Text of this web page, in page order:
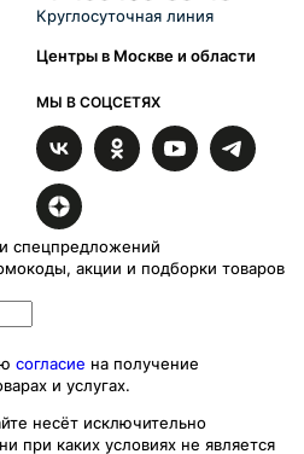
Круглосуточная линия
Центры в Москве и области
МЫ В СОЦСЕТЯХ
спецпредложений
акции и подборки товаров
согласие на получение
и услугах.
несёт исключительно
при каких условиях не является